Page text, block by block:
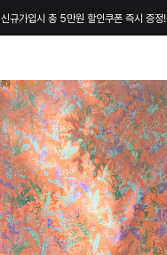
신규가입시 총 5만원 할인쿠폰 즉시 증정!